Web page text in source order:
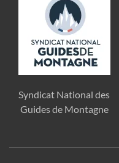
Syndicat National des
Guides de Montagne